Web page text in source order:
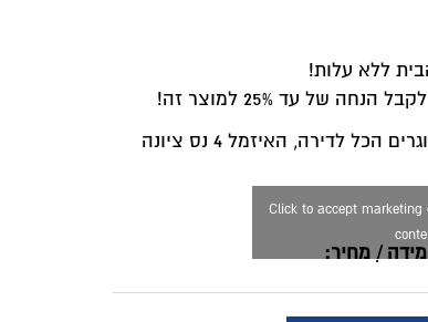
ללא עלות!
של עד 25% למוצר זה!
לדירה, האיזמל 4 נס ציונה
Click to accept marketing
/ מחיר: